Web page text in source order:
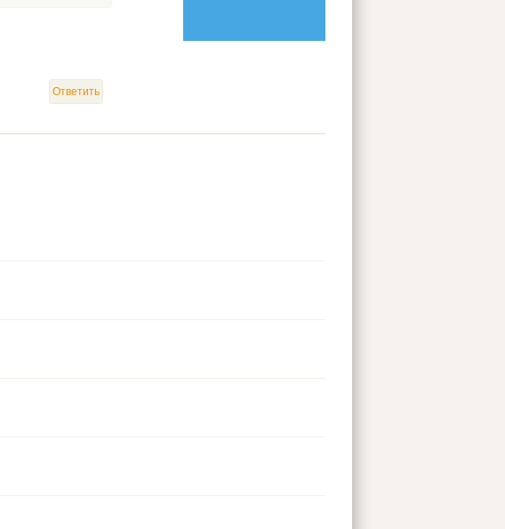
Ответить